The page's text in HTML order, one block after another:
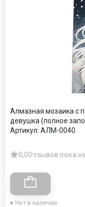
Алмазная мозаика с
девушка (полное
Артикул: АЛМ-0040
0,0Отзывов пока
Нет в наличии